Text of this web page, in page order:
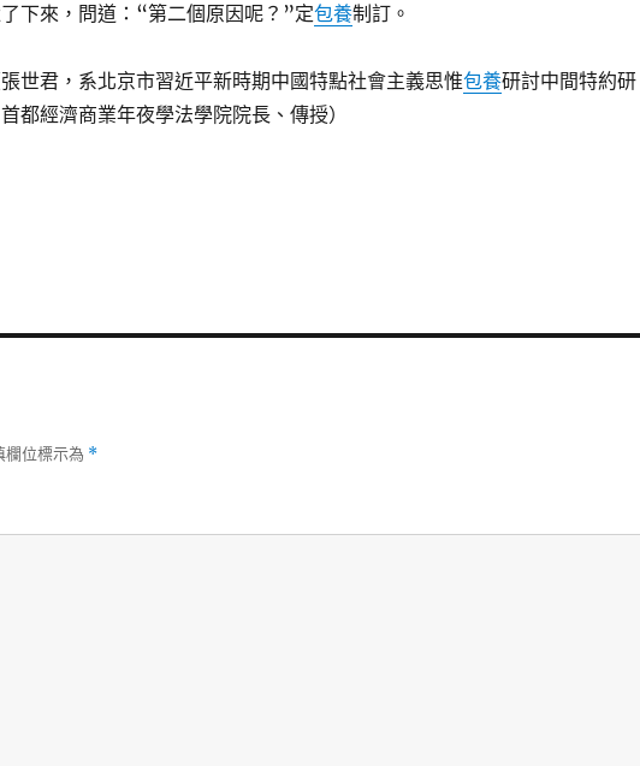
下來，問道：“第二個原因呢？”定包養制訂。
張世君，系北京市習近平新時期中國特點社會主義思惟包養研討中間特約研
都經濟商業年夜學法學院院長、傳授）
欄位標示為 *